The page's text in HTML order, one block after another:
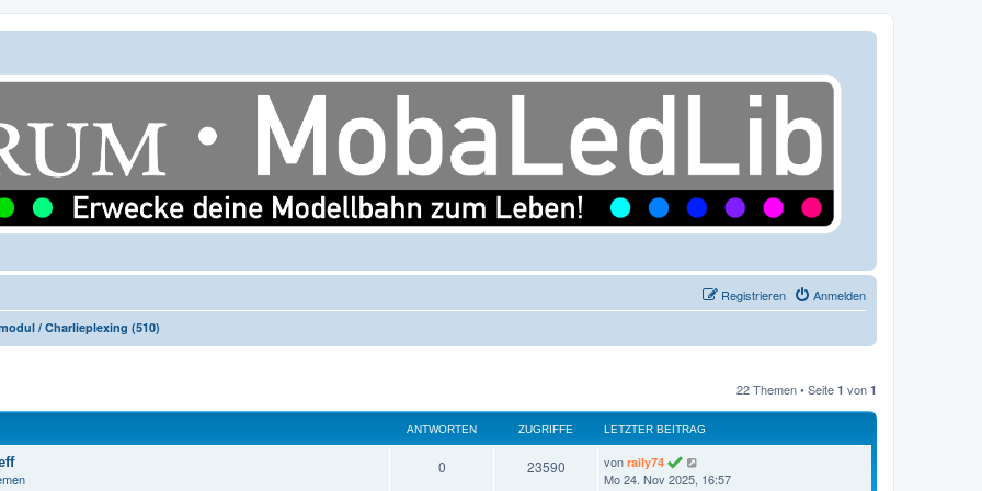
Anmelden
Registrieren
/ Charlieplexing (510)
22 Themen • Seite 1 von 1
ANTWORTEN ZUGRIFFE LETZTER BEITRAG
0A
23590Z
L
e
von raily74
Mo 24. Nov 2025, 16:57